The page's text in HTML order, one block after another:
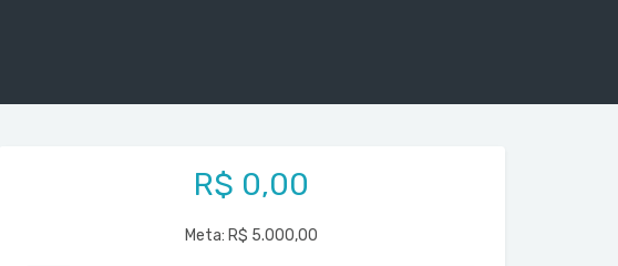
R$ 0,00
Meta: R$ 5.000,00